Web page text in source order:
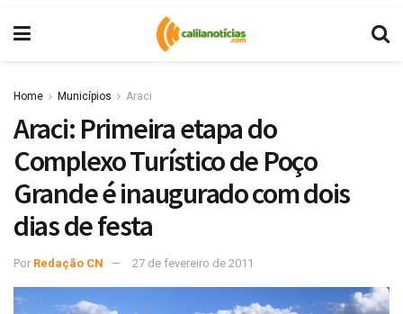
Home Municípios Araci
Araci: Primeira etapa do
Complexo Turístico de Poço
Grande é inaugurado com dois
dias de festa
Por Redação CN 27 de fevereiro de 2011